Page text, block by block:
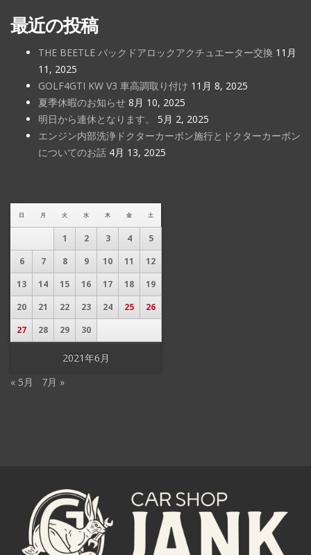
最近の投稿
THE BEETLE バックドアロックアクチュエーター交換 11月
11, 2025
GOLF4GTI KW V3 車高調取り付け 11月 8, 2025
夏季休暇のお知らせ 8月 10, 2025
明日から連休となります。
5月 2, 2025
エンジン内部洗浄ドクターカーボン施行とドクターカーボン
についてのお話 4月 13, 2025
2021年6月
日 月 火 水 木 金 土
1 2 3 4
5
6
7 8 9 10 11
12
13
14 15 16 17 18
19
20
21 22 23 24 25
26
27
28 29 30
« 5月 7月 »